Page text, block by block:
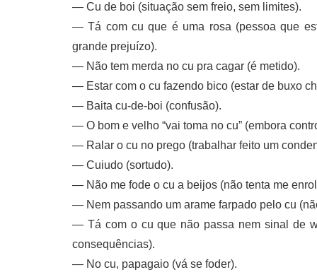
— Cu de boi (situação sem freio, sem limites).
— Tá com cu que é uma rosa (pessoa que
grande prejuízo).
— Não tem merda no cu pra cagar (é metido).
— Estar com o cu fazendo bico (estar de buxo
— Baita cu-de-boi (confusão).
— O bom e velho “vai toma no cu” (embora
— Ralar o cu no prego (trabalhar feito um
— Cuiudo (sortudo).
— Não me fode o cu a beijos (não tenta me
— Nem passando um arame farpado pelo cu
— Tá com o cu que não passa nem sinal de
consequências).
— No cu, papagaio (vá se foder).